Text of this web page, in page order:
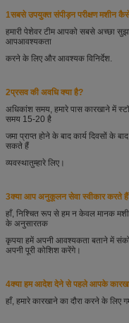
1सबसे उपयुक्त संपीड़न परीक्षण मशीन
हमारी पेशेवर टीम आपको सबसे अच्छा
आपआवश्यकता
करने के लिए और आवश्यक विनिर्देश.
2प्रसव की अवधि क्या है?
अधिकांश समय, हमारे पास कारखाने में
समय 15-20 है
जमा प्राप्त होने के बाद कार्य दिवसों के
सकते हैं
व्यवस्थातुम्हारे लिए।
3क्या आप अनुकूलन सेवा स्वीकार करते
हाँ, निश्चित रूप से हम न केवल मानक
के अनुसारतक
कृपया हमें अपनी आवश्यकता बताने में
अपनी पूरी कोशिश करेंगे।
4क्या हम आदेश देने से पहले आपके
हाँ, हमारे कारखाने का दौरा करने के लिए